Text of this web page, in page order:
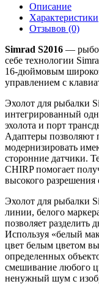
Описание
Характеристики
Отзывов (0)
Simrad S2016 —
себе технологии
16-дюймовым
управлением с
Эхолот для рыбалки
интегрированный
эхолота и порт
Адаптеры позволяют
модернизировать
сторонние датчики.
CHIRP помогает
высокого
Эхолот для рыбалки
линии, белого
позволяет
Используя «белый
цвет белым цветом
определенных
смешивание любого
ненужный шум с